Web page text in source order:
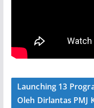
Launching 13
Oleh Dirlantas PMJ